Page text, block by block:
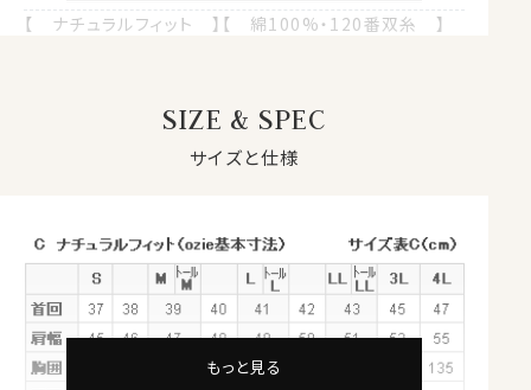
【 ナチュラルフィット 】【 綿100%・120番双糸 】
【 ポケット無し 】【 長袖 】
28.6mm以上の原綿）を超長綿 といいます。
超長綿は世界の綿生産量のたった3％しかない希少性の
高いプレミアムコットンです。
その中の1種類がアメリカ南西部が産地のスーピマ綿で
す。
SIZE & SPEC
サイズと仕様
もっと見る